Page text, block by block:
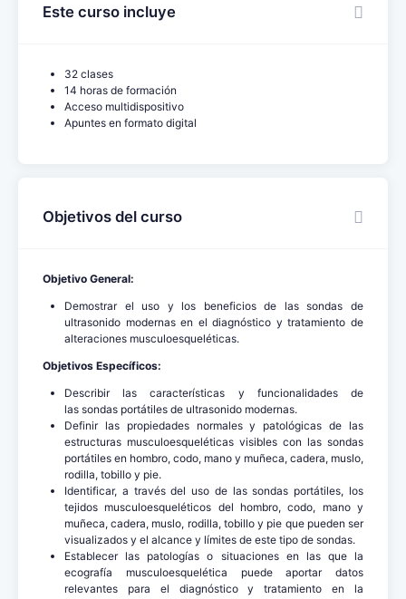
Este curso incluye
32 clases
14 horas de formación
Acceso multidispositivo
Apuntes en formato digital
Objetivos del curso
Objetivo General:
Demostrar el uso y los beneficios de las sondas de
ultrasonido modernas en el diagnóstico y tratamiento de
alteraciones musculoesqueléticas.
Objetivos Específicos:
Describir las características y funcionalidades de
las sondas portátiles de ultrasonido modernas.
Definir las propiedades normales y patológicas de las
estructuras musculoesqueléticas visibles con las sondas
portátiles en hombro, codo, mano y muñeca, cadera, muslo,
rodilla, tobillo y pie.
Identificar, a través del uso de las sondas portátiles, los
tejidos musculoesqueléticos del hombro, codo, mano y
muñeca, cadera, muslo, rodilla, tobillo y pie que pueden ser
visualizados y el alcance y límites de este tipo de sondas.
Establecer las patologías o situaciones en las que la
ecografía musculoesquelética puede aportar datos
relevantes para el diagnóstico y tratamiento en la